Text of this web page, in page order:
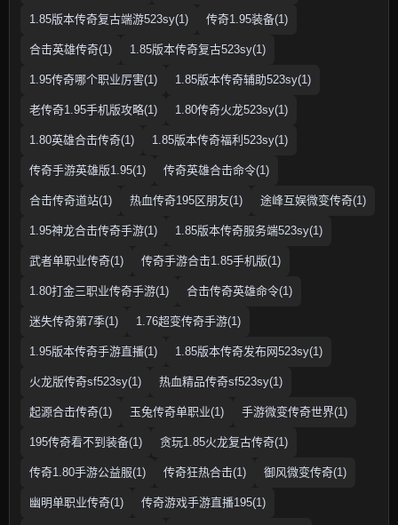
1.85版本传奇复古端游523sy(1) 传奇1.95装备(1)
合击英雄传奇(1) 1.85版本传奇复古523sy(1)
1.95传奇哪个职业厉害(1) 1.85版本传奇辅助523sy(1)
老传奇1.95手机版攻略(1) 1.80传奇火龙523sy(1)
1.80英雄合击传奇(1) 1.85版本传奇福利523sy(1)
传奇手游英雄版1.95(1) 传奇英雄合击命令(1)
合击传奇道站(1) 热血传奇195区朋友(1) 途峰互娱微变传奇(1)
1.95神龙合击传奇手游(1) 1.85版本传奇服务端523sy(1)
武者单职业传奇(1) 传奇手游合击1.85手机版(1)
1.80打金三职业传奇手游(1) 合击传奇英雄命令(1)
迷失传奇第7季(1) 1.76超变传奇手游(1)
1.95版本传奇手游直播(1) 1.85版本传奇发布网523sy(1)
火龙版传奇sf523sy(1) 热血精品传奇sf523sy(1)
起源合击传奇(1) 玉兔传奇单职业(1) 手游微变传奇世界(1)
195传奇看不到装备(1) 贪玩1.85火龙复古传奇(1)
传奇1.80手游公益服(1) 传奇狂热合击(1) 御风微变传奇(1)
幽明单职业传奇(1) 传奇游戏手游直播195(1)